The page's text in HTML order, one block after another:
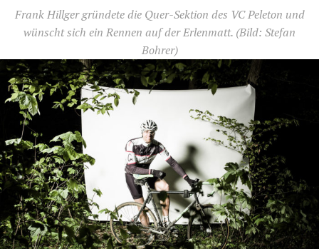
Frank Hillger gründete die Quer-Sektion des VC Peleton und
wünscht sich ein Rennen auf der Erlenmatt. (Bild: Stefan
Bohrer)